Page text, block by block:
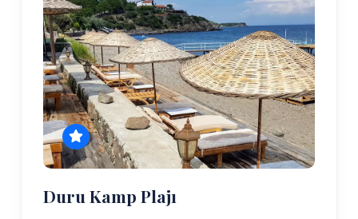
Duru Kamp Plajı